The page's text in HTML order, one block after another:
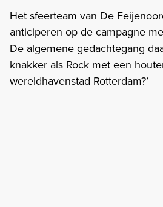
Het sfeerteam van De
anticiperen op de campagne
De algemene gedachtegang
knakker als Rock met een
wereldhavenstad Rotterdam?’